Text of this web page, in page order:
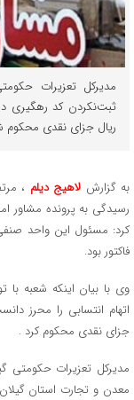
مدیرکل تعزیرات
ریال جزای نقدی محکوم
به گزارش لاهیج دیلم ،
رسیدگی به پرونده مشاور
کرد: مسئول این واحد
فاکتور بود.
وی با بیان اینکه شعبه با
اتهام انتسابی را محرز
جزای نقدی محکوم کرد .
مدیرکل تعزیرات حکومتی
معدن و تجارت استان